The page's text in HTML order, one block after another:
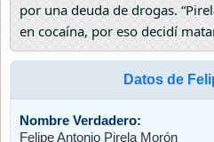
por una deuda de drogas.
en cocaína, por eso decidí
Datos de
Nombre Verdadero:
Felipe Antonio Pirela Morón